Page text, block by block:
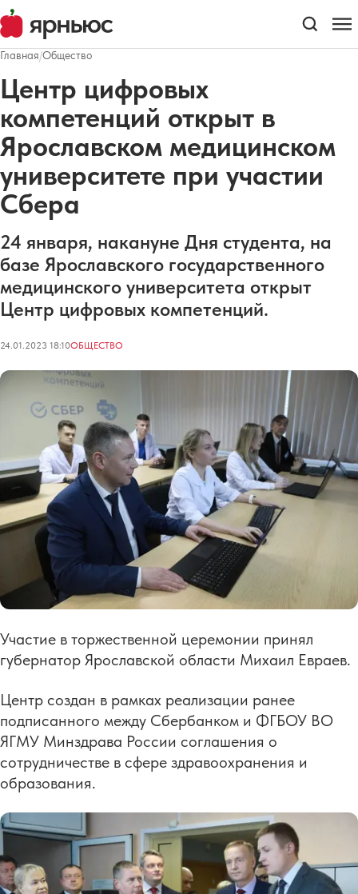
Главная/Общество
Центр цифровых
компетенций открыт в
Ярославском медицинском
университете при участии
Сбера
24 января, накануне Дня студента, на
базе Ярославского государственного
медицинского университета открыт
Центр цифровых компетенций.
24.01.2023 18:10ОБЩЕСТВО
Участие в торжественной церемонии принял
губернатор Ярославской области Михаил Евраев.
Центр создан в рамках реализации ранее
подписанного между Сбербанком и ФГБОУ ВО
ЯГМУ Минздрава России соглашения о
сотрудничестве в сфере здравоохранения и
образования.